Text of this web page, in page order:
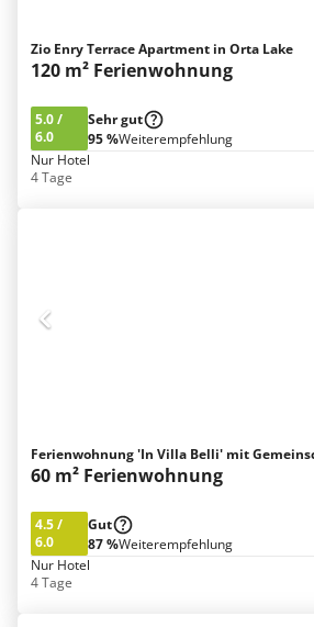
Zio Enry Terrace Apartment in Orta Lake
120 m² Ferienwohnung
5.0/
6.0
Sehr gut
95 %Weiterempfehlung
Nur Hotel
4 Tage
Ferienwohnung 'In Villa Belli' mit
60 m² Ferienwohnung
4.5/
6.0
Gut
87 %Weiterempfehlung
Nur Hotel
4 Tage